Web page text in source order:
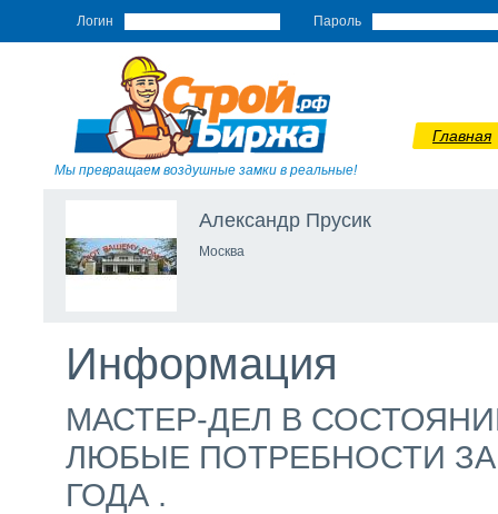
Логин Пароль
Мы превращаем воздушные замки в реальные!
Главная
Александр Прусик
Москва
Информация
МАСТЕР-ДЕЛ В
ЛЮБЫЕ ПОТРЕБНОСТИ
ГОДА .